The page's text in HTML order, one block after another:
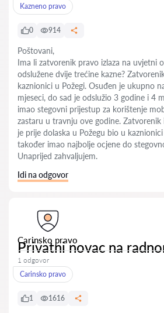
Kazneno pravo
0 914
Poštovani,
Ima li zatvorenik pravo izlaza na uvjetni
odslužene dvije trećine kazne?
kaznionici u Požegi. Osuđen je ukupno
mjeseci, do sad je odslužio 3 godine i 4
imao stegovni prijestup za korištenje
zastaru u travnju ove godine. Zatvorenik
je prije dolaska u Požegu bio u
također imao najbolje ocjene do
Unaprijed zahvaljujem.
Idi na odgovor
Carinsko pravo
Privatni novac na
1 odgovor
Carinsko pravo
1 1616